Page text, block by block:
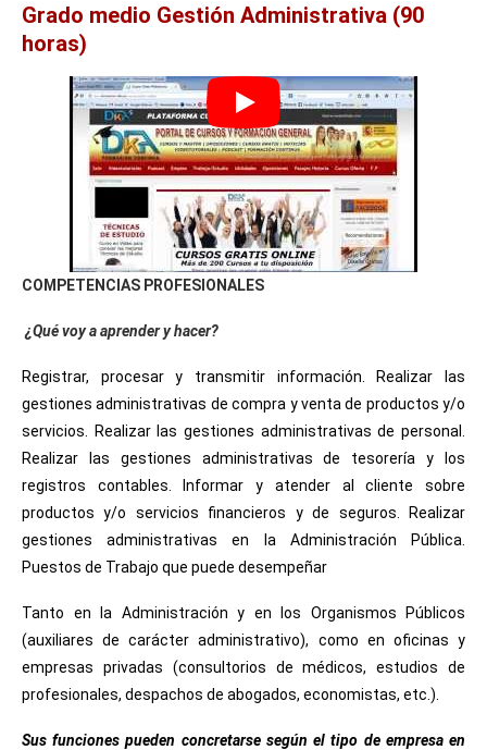
Grado medio Gestión Administrativa (90
horas)
COMPETENCIAS PROFESIONALES
¿Qué voy a aprender y hacer?
Registrar, procesar y transmitir información. Realizar las
gestiones administrativas de compra y venta de productos y/o
servicios. Realizar las gestiones administrativas de personal.
Realizar las gestiones administrativas de tesorería y los
registros contables. Informar y atender al cliente sobre
productos y/o servicios financieros y de seguros. Realizar
gestiones administrativas en la Administración Pública.
Puestos de Trabajo que puede desempeñar
Tanto en la Administración y en los Organismos Públicos
(auxiliares de carácter administrativo), como en oficinas y
empresas privadas (consultorios de médicos, estudios de
profesionales, despachos de abogados, economistas, etc.).
Sus funciones pueden concretarse según el tipo de empresa en